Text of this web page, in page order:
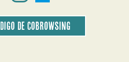
de CoBrowsing